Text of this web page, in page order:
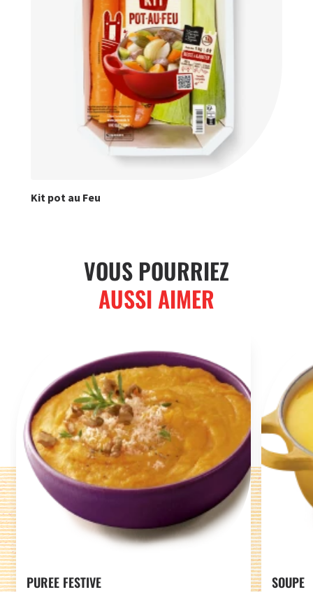
Kit pot au Feu
VOUS POURRIEZ
AUSSI AIMER
PUREE FESTIVE SOUPE